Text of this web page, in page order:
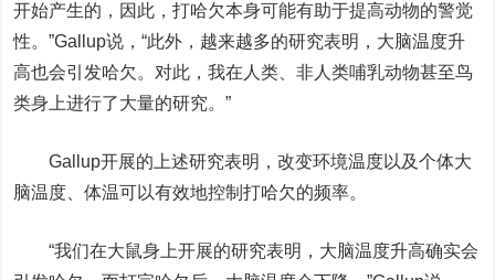
开始产生的，因此，打哈欠本身可能有助于提高动物的警觉
性。”Gallup说，“此外，越来越多的研究表明，大脑温度升
高也会引发哈欠。对此，我在人类、非人类哺乳动物甚至鸟
类身上进行了大量的研究。”
Gallup开展的上述研究表明，改变环境温度以及个体大
脑温度、体温可以有效地控制打哈欠的频率。
“我们在大鼠身上开展的研究表明，大脑温度升高确实会